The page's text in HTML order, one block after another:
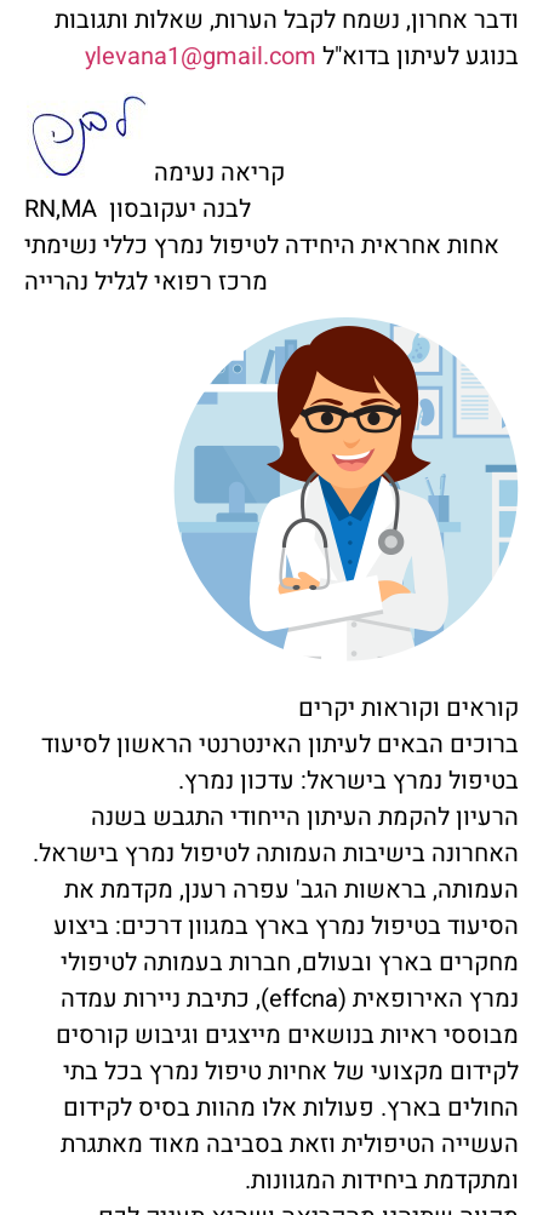
ודבר אחרון, נשמח לקבל הערות, שאלות ותגובות
בנוגע לעיתון בדוא"ל ylevana1@gmail.com
קריאה נעימה
לבנה יעקובסון RN,MA
אחות אחראית היחידה לטיפול נמרץ כללי נשימתי
מרכז רפואי לגליל נהרייה
קוראים וקוראות יקרים
ברוכים הבאים לעיתון האינטרנטי הראשון לסיעוד
בטיפול נמרץ בישראל: עדכון נמרץ.
הרעיון להקמת העיתון הייחודי התגבש בשנה
האחרונה בישיבות העמותה לטיפול נמרץ בישראל.
העמותה, בראשות הגב' עפרה רענן, מקדמת את
הסיעוד בטיפול נמרץ בארץ במגוון דרכים: ביצוע
מחקרים בארץ ובעולם, חברות בעמותה לטיפולי
נמרץ האירופאית (effcna), כתיבת ניירות עמדה
מבוססי ראיות בנושאים מייצגים וגיבוש קורסים
לקידום מקצועי של אחיות טיפול נמרץ בכל בתי
החולים בארץ. פעולות אלו מהוות בסיס לקידום
העשייה הטיפולית וזאת בסביבה מאוד מאתגרת
ומתקדמת ביחידות המגוונות.